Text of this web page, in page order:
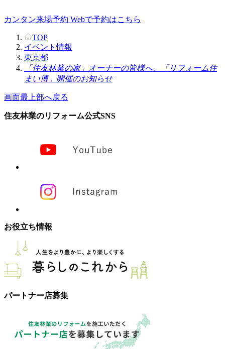
カンタン来場予約 Webで予約はこちら
TOP
イベント情報
東京都
「住友林業の家」オーナーの皆様へ、「リフォーム住
まい博」開催のお知らせ
画面最上部へ戻る
住友林業のリフォーム公式SNS
お役立ち情報
パートナー店募集